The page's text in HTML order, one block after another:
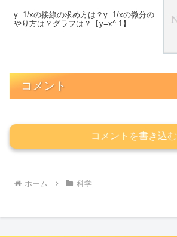
y=1/xの接線の求め方は？y=1/xの微分の
やり方は？グラフは？【y=x^-1】
コメント
コメントを書き込む
ホーム 科学